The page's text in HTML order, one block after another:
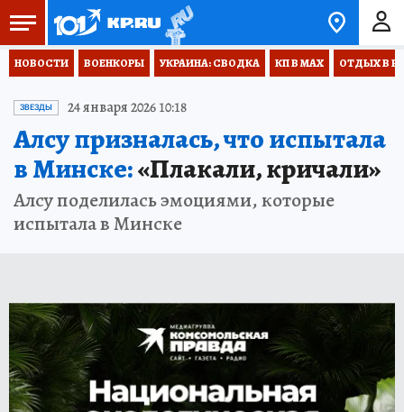
НОВОСТИ ВОЕНКОРЫ УКРАИНА: СВОДКА КП В МАХ ОТДЫХ В
ЗВЕЗДЫ 24 января 2026 10:18
Алсу призналась, что испытала
в Минске:«Плакали, кричали»
Алсу поделилась эмоциями, которые
испытала в Минске